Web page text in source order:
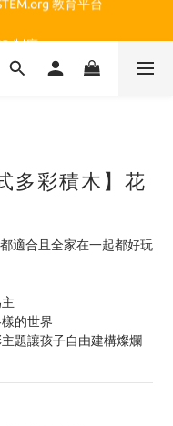
教育平台
多彩積木】花
適合且全家在一起都好玩
的世界
題讓孩子自由建構燦爛